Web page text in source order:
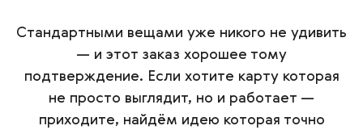
Стандартными вещами уже никого не удивить
— и этот заказ хорошее тому
подтверждение. Если хотите карту которая
не просто выглядит, но и работает —
приходите, найдём идею которая точно